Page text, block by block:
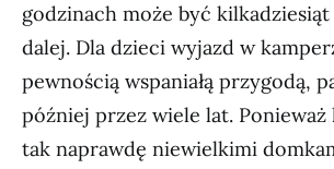
godzinach może być
dalej. Dla dzieci wyjazd w
pewnością wspaniałą przygodą,
później przez wiele lat. Ponieważ
tak naprawdę niewielkimi